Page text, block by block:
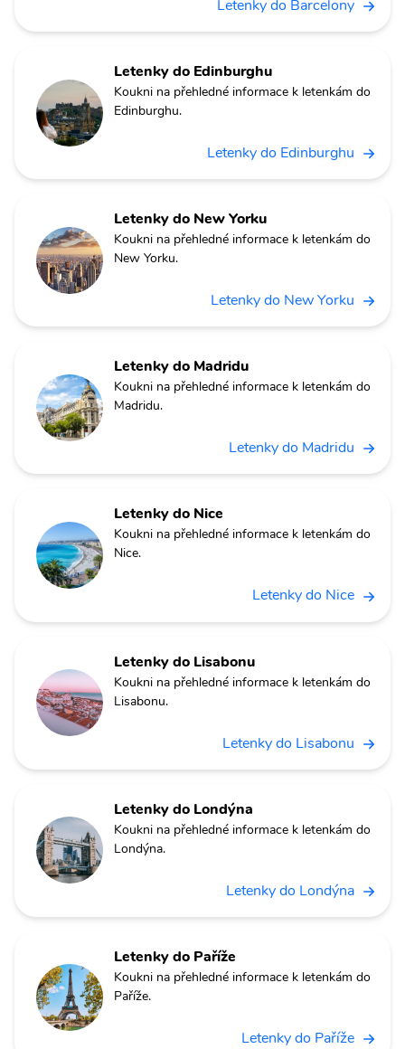
Letenky do Barcelony
Letenky do Edinburghu
Koukni na přehledné informace k letenkám do
Edinburghu.
Letenky do Edinburghu
Letenky do New Yorku
Koukni na přehledné informace k letenkám do
New Yorku.
Letenky do New Yorku
Letenky do Madridu
Koukni na přehledné informace k letenkám do
Madridu.
Letenky do Madridu
Letenky do Nice
Koukni na přehledné informace k letenkám do
Nice.
Letenky do Nice
Letenky do Lisabonu
Koukni na přehledné informace k letenkám do
Lisabonu.
Letenky do Lisabonu
Letenky do Londýna
Koukni na přehledné informace k letenkám do
Londýna.
Letenky do Londýna
Letenky do Paříže
Koukni na přehledné informace k letenkám do
Paříže.
Letenky do Paříže